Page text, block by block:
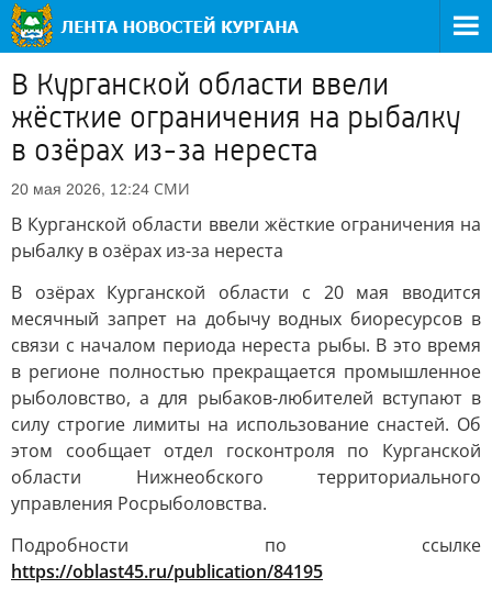
В Курганской области ввели
жёсткие ограничения на рыбалку
в озёрах из-за нереста
20 мая 2026, 12:24 СМИ
В Курганской области ввели жёсткие ограничения на
рыбалку в озёрах из-за нереста
В озёрах Курганской области с 20 мая вводится
месячный запрет на добычу водных биоресурсов в
связи с началом периода нереста рыбы. В это время
в регионе полностью прекращается промышленное
рыболовство, а для рыбаков-любителей вступают в
силу строгие лимиты на использование снастей. Об
этом сообщает отдел госконтроля по Курганской
области Нижнеобского территориального
управления Росрыболовства.
Подробности по ссылке
https://oblast45.ru/publication/84195